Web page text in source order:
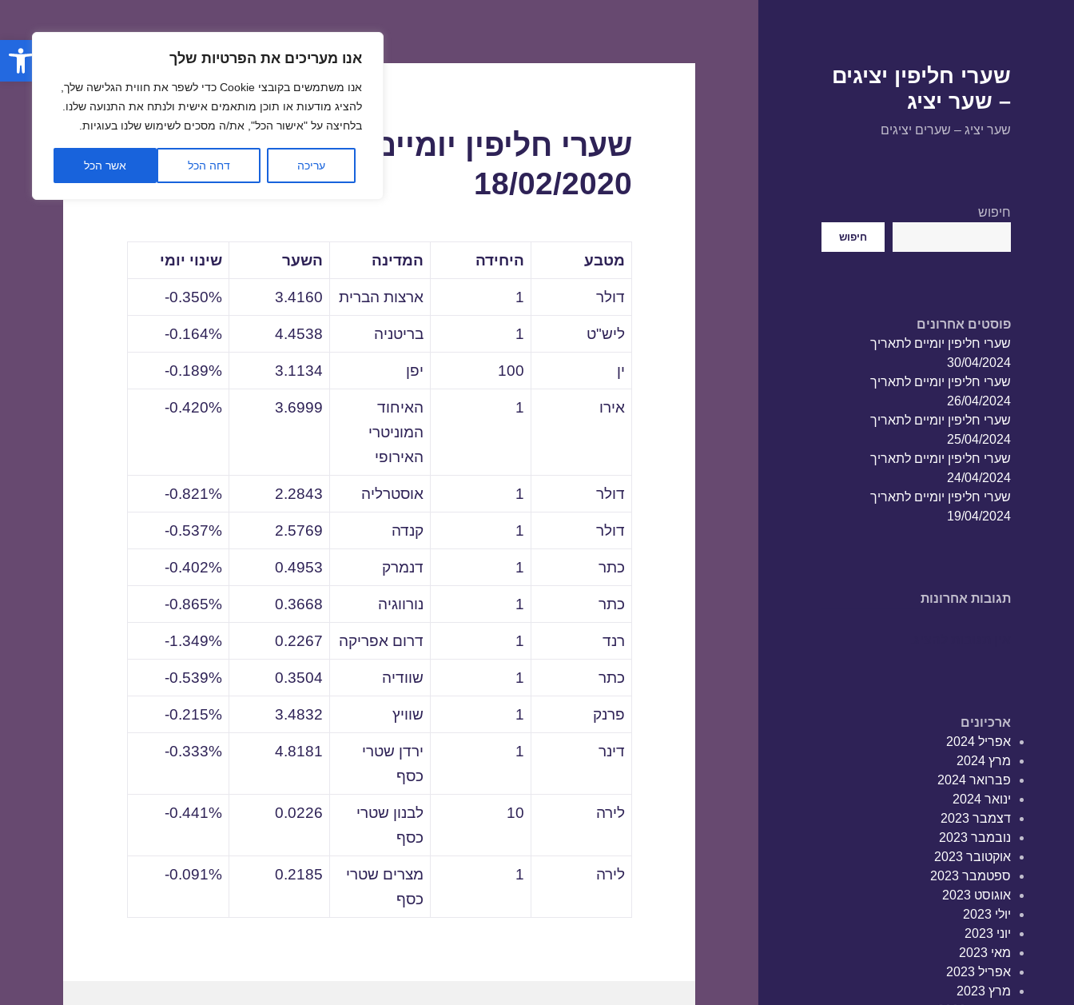
פתח אנו מעריכים את הפרטיות שלך
אנו משתמשים בקובצי Cookie כדי לשפר את חווית הגלישה שלך,
להציג מודעות או תוכן מותאמים אישית ולנתח את התנועה שלנו.
בלחיצה על "אישור הכל", את/ה מסכים לשימוש שלנו בעוגיות.
עריכה דחה הכל אשר הכל
שערי חליפין יציגים
– שער יציג
שער יציג – שערים יציגים
חיפוש
חיפוש
פוסטים אחרונים
שערי חליפין יומיים לתאריך
30/04/2024
שערי חליפין יומיים לתאריך
26/04/2024
שערי חליפין יומיים לתאריך
25/04/2024
שערי חליפין יומיים לתאריך
24/04/2024
שערי חליפין יומיים לתאריך
19/04/2024
תגובות אחרונות
ארכיונים
אפריל 2024
מרץ 2024
פברואר 2024
ינואר 2024
דצמבר 2023
נובמבר 2023
אוקטובר 2023
ספטמבר 2023
אוגוסט 2023
יולי 2023
יוני 2023
מאי 2023
אפריל 2023
מרץ 2023
שערי חליפין יומיים לתאריך
18/02/2020
מטבע היחידה המדינה השער שינוי יומי
דולר 1 ארצות הברית 3.4160
0.350%-
ליש"ט 1 בריטניה 4.4538
0.164%-
ין 100 יפן 3.1134
0.189%-
אירו 1
האיחוד
המוניטרי
האירופי
3.6999
0.420%-
דולר 1 אוסטרליה 2.2843
0.821%-
דולר 1 קנדה 2.5769
0.537%-
כתר 1 דנמרק 0.4953
0.402%-
כתר 1 נורווגיה 0.3668
0.865%-
רנד 1 דרום אפריקה 0.2267
1.349%-
כתר 1 שוודיה 0.3504
0.539%-
פרנק 1 שוויץ 3.4832
0.215%-
דינר 1
ירדן שטרי
כסף
4.8181
0.333%-
לירה 10
לבנון שטרי
כסף
0.0226
0.441%-
לירה 1
מצרים שטרי
כסף
0.2185
0.091%-